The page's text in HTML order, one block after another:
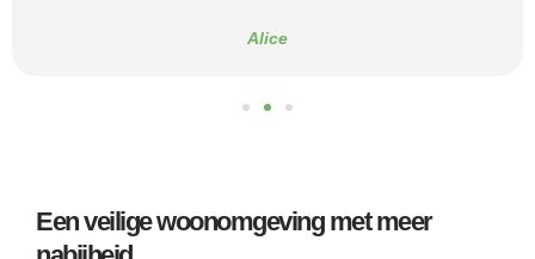
Alice
Een veilige woonomgeving met meer